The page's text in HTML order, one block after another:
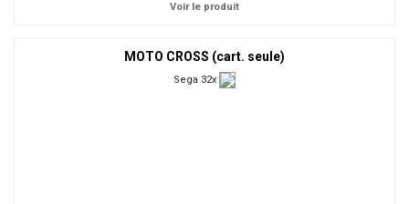
Voir le produit
MOTO CROSS (cart. seule)
Sega 32x